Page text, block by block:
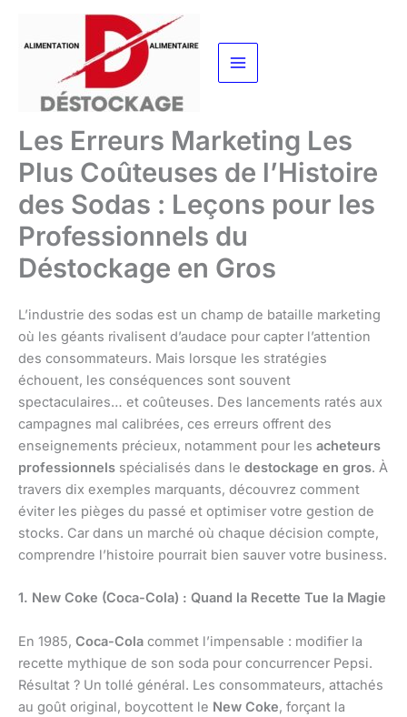
contenu
Les Erreurs Marketing Les
Plus Coûteuses de l’Histoire
des Sodas : Leçons pour les
Professionnels du
Déstockage en Gros
L’industrie des sodas est un champ de bataille marketing
où les géants rivalisent d’audace pour capter l’attention
des consommateurs. Mais lorsque les stratégies
échouent, les conséquences sont souvent
spectaculaires… et coûteuses. Des lancements ratés aux
campagnes mal calibrées, ces erreurs offrent des
enseignements précieux, notamment pour les acheteurs
professionnels spécialisés dans le destockage en gros. À
travers dix exemples marquants, découvrez comment
éviter les pièges du passé et optimiser votre gestion de
stocks. Car dans un marché où chaque décision compte,
comprendre l’histoire pourrait bien sauver votre business.
1. New Coke (Coca-Cola) : Quand la Recette Tue la Magie
En 1985, Coca-Cola commet l’impensable : modifier la
recette mythique de son soda pour concurrencer Pepsi.
Résultat ? Un tollé général. Les consommateurs, attachés
au goût original, boycottent le New Coke, forçant la